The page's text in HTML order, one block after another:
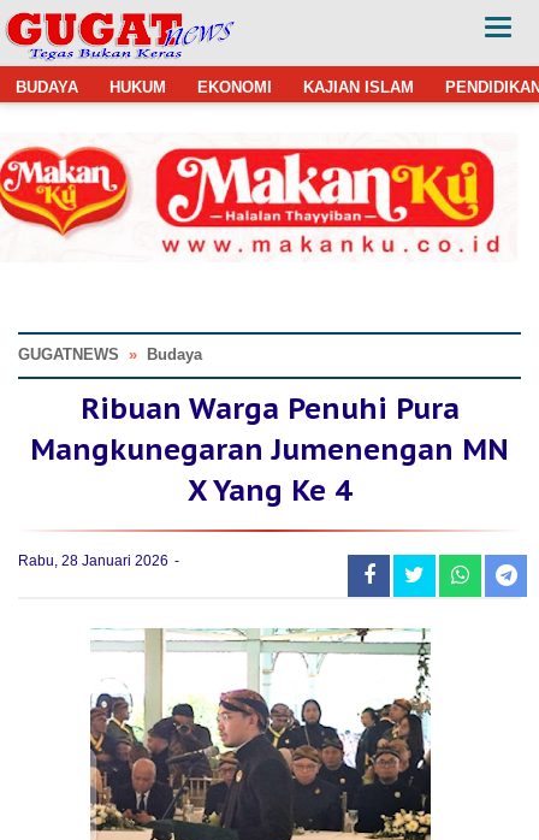
BUDAYA HUKUM EKONOMI KAJIAN ISLAM
GUGATNEWS » Budaya
Ribuan Warga Penuhi Pura
Mangkunegaran Jumenengan MN
X Yang Ke 4
Rabu, 28 Januari 2026